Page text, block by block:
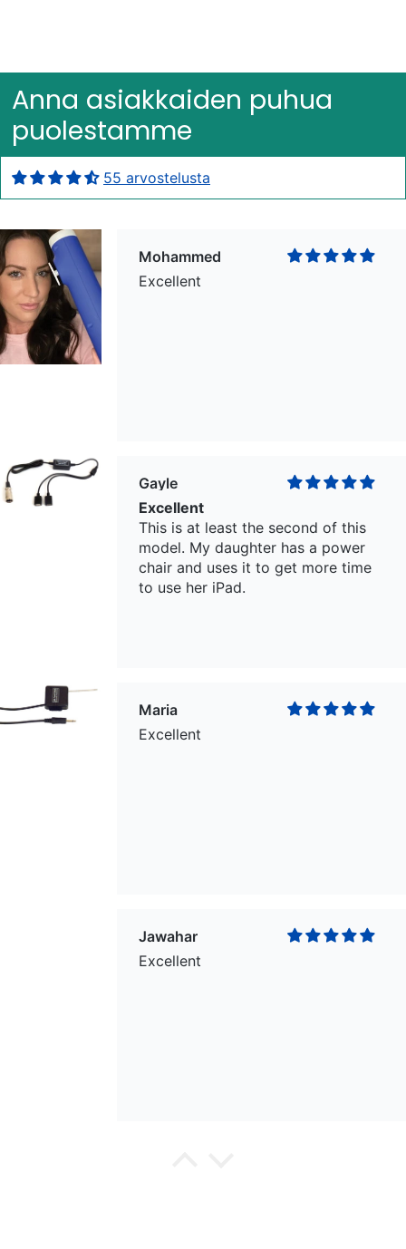
Anna asiakkaiden puhua
puolestamme
55 arvostelusta
Mohammed
Excellent
Gayle
Excellent
This is at least the second of this
model. My daughter has a power
chair and uses it to get more time
to use her iPad.
Maria
Excellent
Jawahar
Excellent